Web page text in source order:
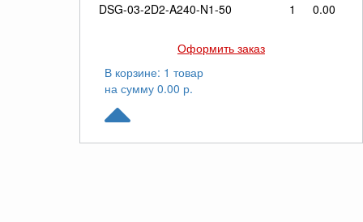
DSG-03-2D2-A240-N1-50 1 0.00
Оформить заказ
В корзине: 1 товар
на сумму 0.00 р.